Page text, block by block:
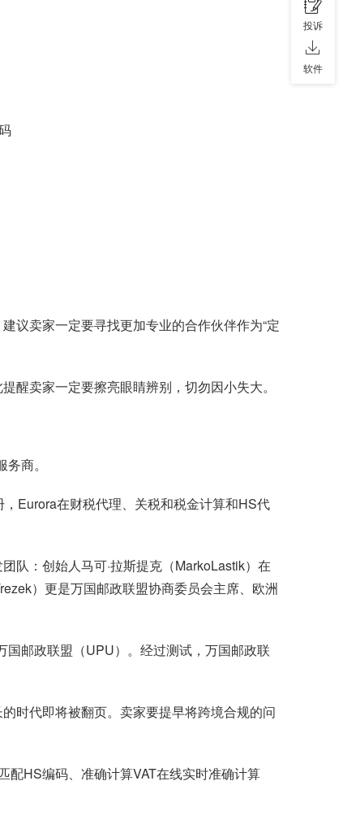
议卖家一定要寻找更加专业的合作伙伴作为“定
醒卖家一定要擦亮眼睛辨别，切勿因小失大。
商。
Eurora在财税代理、关税和税金计算和HS代
队：创始人马可·拉斯提克（MarkoLastik）在
）更是万国邮政联盟协商委员会主席、欧洲
邮政联盟（UPU）。经过测试，万国邮政联
时代即将被翻页。卖家要提早将跨境合规的问
配HS编码、准确计算VAT在线实时准确计算
投诉
软件